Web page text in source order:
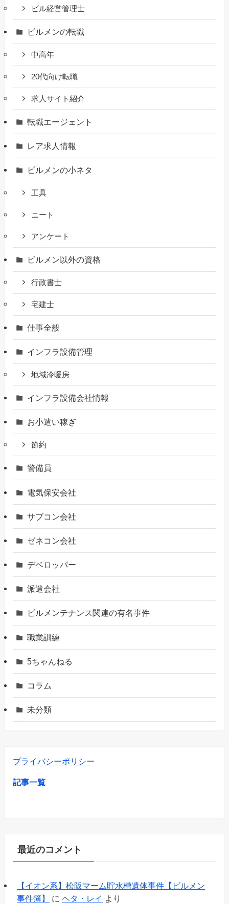
ビル経営管理士
ビルメンの転職
中高年
20代向け転職
求人サイト紹介
転職エージェント
レア求人情報
ビルメンの小ネタ
工具
ニート
アンケート
ビルメン以外の資格
行政書士
宅建士
仕事全般
インフラ設備管理
地域冷暖房
インフラ設備会社情報
お小遣い稼ぎ
節約
警備員
電気保安会社
サブコン会社
ゼネコン会社
デベロッパー
派遣会社
ビルメンテナンス関連の有名事件
職業訓練
5ちゃんねる
コラム
未分類
プライバシーポリシー
記事一覧
最近のコメント
【イオン系】松阪マーム貯水槽遺体事件【ビルメン
事件簿】
に ヘタ・レイ より